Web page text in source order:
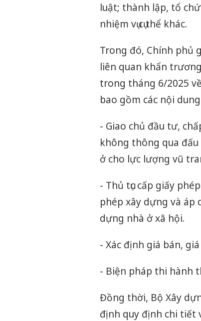
luật; thành lập, tổ
nhiệm vụ cụ thể khác.
Trong đó, Chính phủ
liên quan khẩn
trong tháng 6/2025
bao gồm các nội
- Giao chủ đầu tư,
không thông qua
ở cho lực lượng vũ
- Thủ tục cấp giấy
phép xây dựng và áp
dựng nhà ở xã hội.
- Xác định giá bán,
- Biện pháp thi hành
Đồng thời, Bộ Xây
định quy định chi tiết